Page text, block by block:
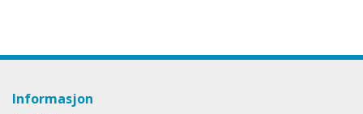
Informasjon